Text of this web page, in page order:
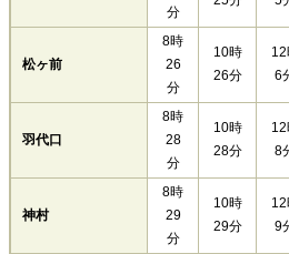
分
松ヶ前
8時
26
分
10時
26分
12
6
羽代口
8時
28
分
10時
28分
12
8
神村
8時
29
分
10時
29分
12
9